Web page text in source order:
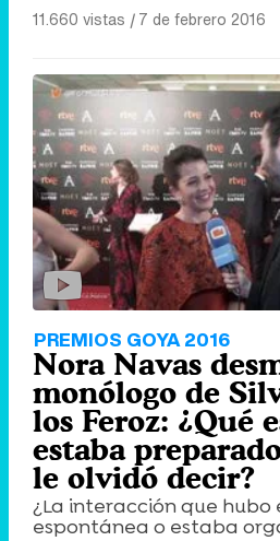
11.660 vistas |7 de febrero 2016
PREMIOS GOYA 2016
Nora Navas
monólogo de
los Feroz: ¿Qué
estaba
le olvidó decir?
¿La interacción que
espontánea o estaba